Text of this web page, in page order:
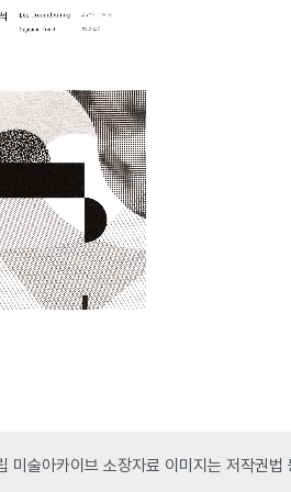
미술아카이브 소장자료 이미지는 저작권